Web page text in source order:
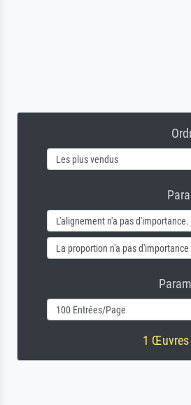
1 Œuvres